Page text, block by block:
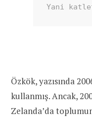
Yani
Özkök, yazısında
kullanmış. Ancak,
Zelanda’da